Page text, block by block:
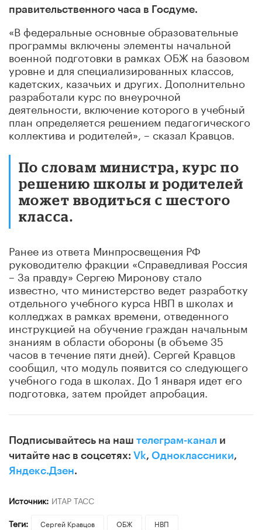
правительственного часа в Госдуме.
«В федеральные основные образовательные
программы включены элементы начальной
военной подготовки в рамках ОБЖ на базовом
уровне и для специализированных классов,
кадетских, казачьих и других. Дополнительно
разработали курс по внеурочной
деятельности, включение которого в учебный
план определяется решением педагогического
коллектива и родителей», – сказал Кравцов.
По словам министра, курс по
решению школы и родителей
может вводиться с шестого
класса.
Ранее из ответа Минпросвещения РФ
руководителю фракции «Справедливая Россия
– За правду» Сергею Миронову стало
известно, что министерство ведет разработку
отдельного учебного курса НВП в школах и
колледжах в рамках времени, отведенного
инструкцией на обучение граждан начальным
знаниям в области обороны (в объеме 35
часов в течение пяти дней). Сергей Кравцов
сообщил, что модуль появится со следующего
учебного года в школах. До 1 января идет его
подготовка, затем пройдет апробация.
Подписывайтесь на наш телеграм-канал и
читайте нас в соцсетях: Vk, Одноклассники,
Яндекс.Дзен.
Источник: ИТАР ТАСС
Теги:
Сергей Кравцов ОБЖ
НВП